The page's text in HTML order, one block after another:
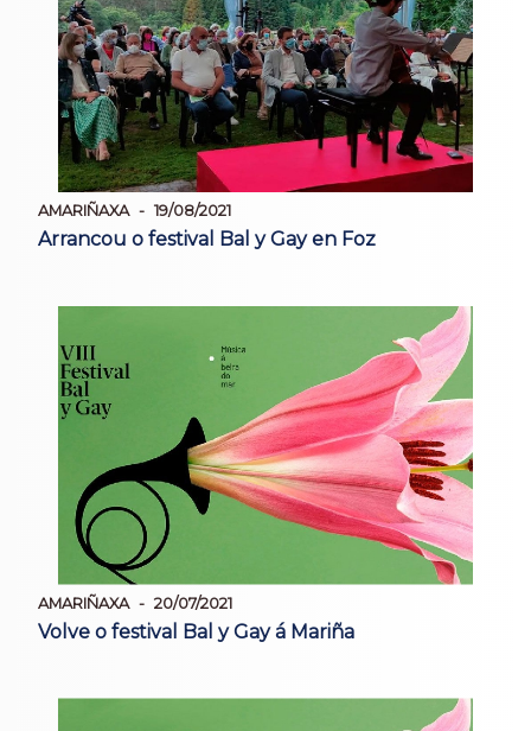
AMARIÑAXA 19/08/2021
Arrancou o festival Bal y Gay en Foz
AMARIÑAXA 20/07/2021
Volve o festival Bal y Gay á Mariña